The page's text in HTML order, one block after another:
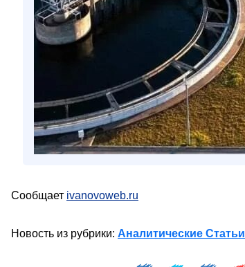
Сообщает ivanovoweb.ru
Новость из рубрики: Аналитические Статьи